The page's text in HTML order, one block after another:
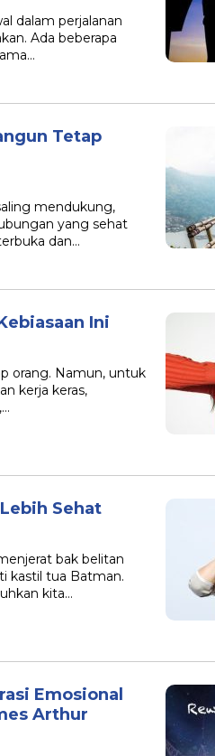
dalam perjalanan
Ada beberapa
Tetap
mendukung,
yang sehat
dan…
Ini
orang. Namun, untuk
kerja keras,
Sehat
bak belitan
kastil tua Batman.
kita…
Emosional
Arthur